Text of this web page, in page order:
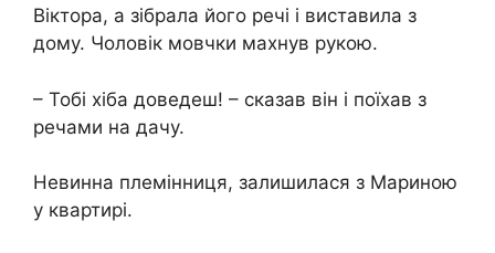
Віктора, а зібрала його речі і виставила з
дому. Чоловік мовчки махнув рукою.
– Тобі хіба доведеш! – сказав він і поїхав з
речами на дачу.
Невинна племінниця, залишилася з Мариною
у квартирі.